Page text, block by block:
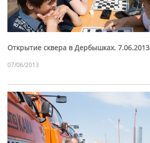
Открытие сквера в Дербышках. 7.06.2013
07/06/2013